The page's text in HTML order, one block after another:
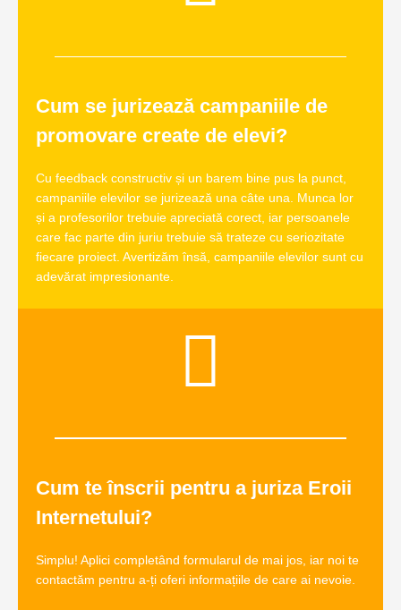
Cum se jurizează campaniile de
promovare create de elevi?
Cu feedback constructiv și un barem bine pus la punct,
campaniile elevilor se jurizează una câte una. Munca lor
și a profesorilor trebuie apreciată corect, iar persoanele
care fac parte din juriu trebuie să trateze cu seriozitate
fiecare proiect. Avertizăm însă, campaniile elevilor sunt cu
adevărat impresionante.
Cum te înscrii pentru a juriza Eroii
Internetului?
Simplu! Aplici completând formularul de mai jos, iar noi te
contactăm pentru a-ți oferi informațiile de care ai nevoie.